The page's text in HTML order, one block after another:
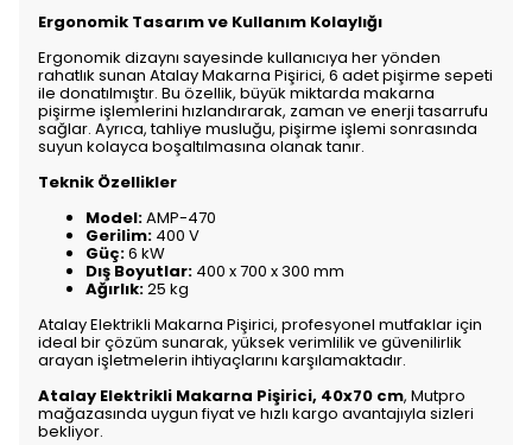
Ergonomik Tasarım ve Kullanım Kolaylığı
Ergonomik dizaynı sayesinde kullanıcıya her yönden
rahatlık sunan Atalay Makarna Pişirici, 6 adet pişirme sepeti
ile donatılmıştır. Bu özellik, büyük miktarda makarna
pişirme işlemlerini hızlandırarak, zaman ve enerji tasarrufu
sağlar. Ayrıca, tahliye musluğu, pişirme işlemi sonrasında
suyun kolayca boşaltılmasına olanak tanır.
Teknik Özellikler
Model:AMP-470
Gerilim: 400 V
Güç:6 kW
Dış Boyutlar: 400 x 700 x 300 mm
Ağırlık:25 kg
Atalay Elektrikli Makarna Pişirici, profesyonel mutfaklar için
ideal bir çözüm sunarak, yüksek verimlilik ve güvenilirlik
arayan işletmelerin ihtiyaçlarını karşılamaktadır.
Atalay Elektrikli Makarna Pişirici, 40x70 cm, Mutpro
mağazasında uygun fiyat ve hızlı kargo avantajıyla sizleri
bekliyor.